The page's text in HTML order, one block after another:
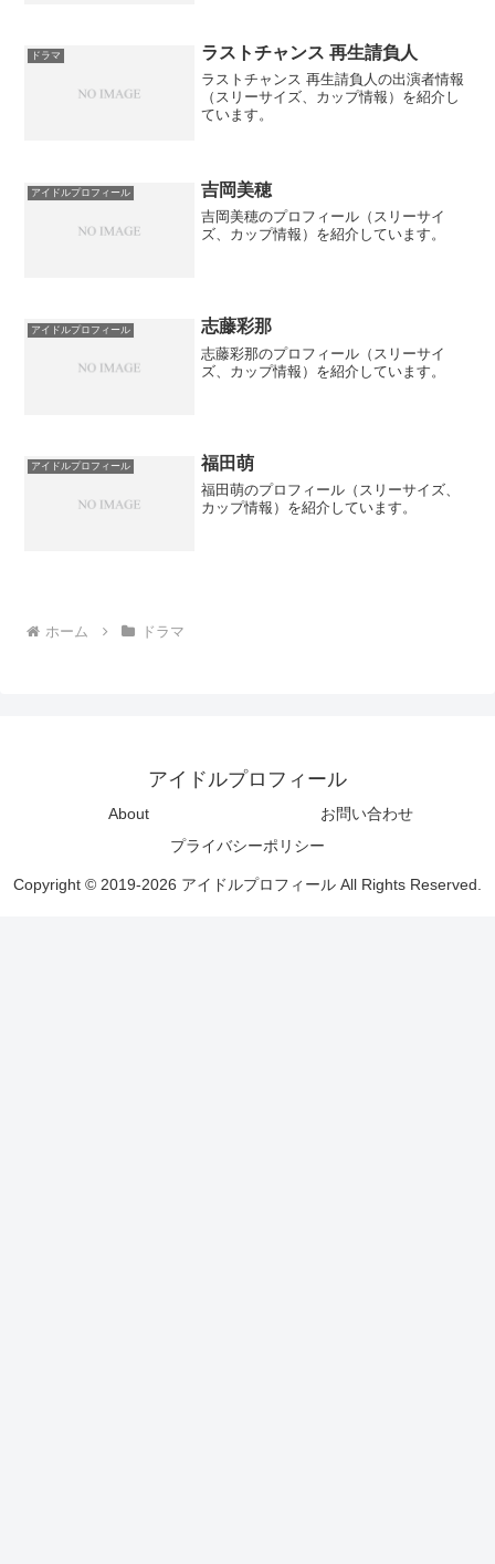
ドラマ ラストチャンス 再生請負人
ラストチャンス 再生請負人の出演者情報
（スリーサイズ、カップ情報）を紹介し
ています。
アイドルプロフィール 吉岡美穂
吉岡美穂のプロフィール（スリーサイ
ズ、カップ情報）を紹介しています。
アイドルプロフィール 志藤彩那
志藤彩那のプロフィール（スリーサイ
ズ、カップ情報）を紹介しています。
アイドルプロフィール 福田萌
福田萌のプロフィール（スリーサイズ、
カップ情報）を紹介しています。
ホーム ドラマ
アイドルプロフィール
About
お問い合わせ
プライバシーポリシー
Copyright © 2019-2026 アイドルプロフィール All Rights Reserved.